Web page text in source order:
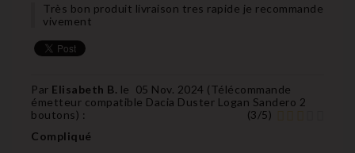
Très bon produit livraison tres rapide je recommande
vivement
Par Elisabeth B. le 05 Nov. 2024 (Télécommande
émetteur compatible Dacia Duster Logan Sandero 2
boutons) : (3/5)
Compliqué